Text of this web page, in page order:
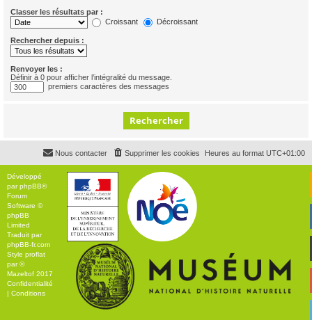
Classer les résultats par :
Croissant
Décroissant
Rechercher depuis :
Renvoyer les :
Définir à 0 pour afficher l’intégralité du message.
premiers caractères des messages
Heures au format UTC+01:00
Supprimer les cookies
Nous contacter
Développé
parphpBB®
Forum
Software ©
phpBB
Limited
Traduit par
phpBB-fr.com
Style proflat
par ©
Mazeltof 2017
Confidentialité
Conditions